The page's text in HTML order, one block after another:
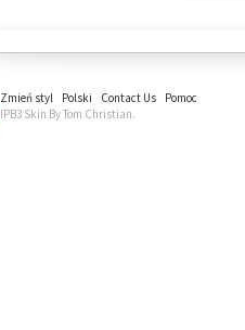
Zmień styl Polski Contact Us
Pomoc
IPB3 Skin By Tom Christian.